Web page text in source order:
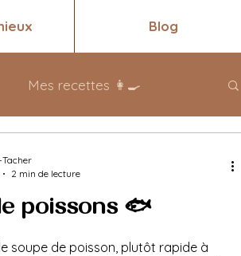
Blog
Mes recettes 👩‍🍳
poissons 🐟
soupe de poisson, plutôt rapide à
Tacher
2 min de lecture